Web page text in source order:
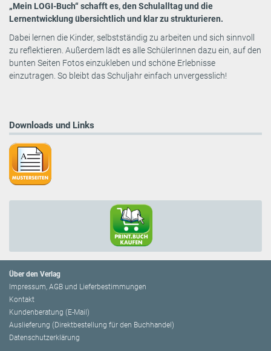
„Mein LOGI-Buch“ schafft es, den Schulalltag und die
Lernentwicklung übersichtlich und klar zu strukturieren.
Dabei lernen die Kinder, selbstständig zu arbeiten und sich sinnvoll
zu reflektieren. Außerdem lädt es alle SchülerInnen dazu ein, auf den
bunten Seiten Fotos einzukleben und schöne Erlebnisse
einzutragen. So bleibt das Schuljahr einfach unvergesslich!
Downloads und Links
Über den Verlag
Impressum, AGB und Lieferbestimmungen
Kontakt
Kundenberatung (E-Mail)
Auslieferung (Direktbestellung für den Buchhandel)
Datenschutzerklärung